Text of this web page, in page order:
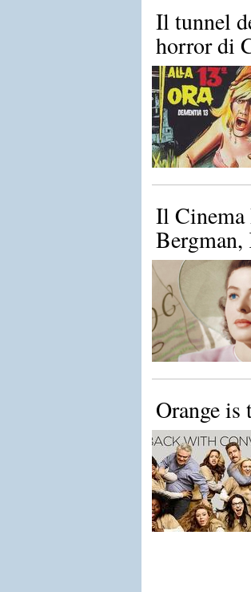
Il tunnel
horror di
Il Cinema
Bergman,
Orange is